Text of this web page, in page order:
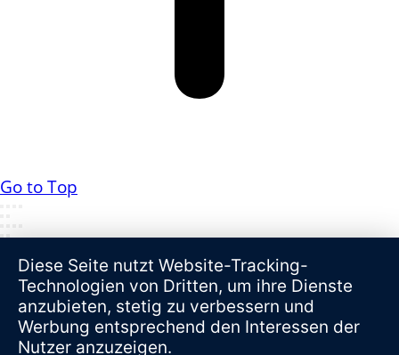
Go to Top
Diese Seite nutzt Website-Tracking-
Technologien von Dritten, um ihre Dienste
anzubieten, stetig zu verbessern und
Werbung entsprechend den Interessen der
Nutzer anzuzeigen.